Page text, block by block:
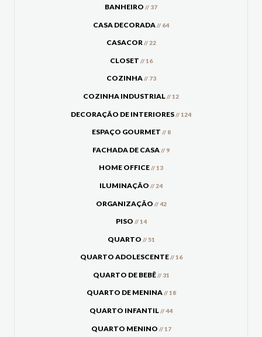
BANHEIRO // 37
CASA DECORADA// 64
CASACOR// 22
CLOSET // 16
COZINHA// 73
COZINHA INDUSTRIAL// 12
DECORAÇÃO DE INTERIORES// 124
ESPAÇO GOURMET // 8
FACHADA DE CASA// 9
HOME OFFICE// 13
ILUMINAÇÃO // 24
ORGANIZAÇÃO // 42
PISO // 14
QUARTO // 51
QUARTO ADOLESCENTE// 16
QUARTO DE BEBÊ// 31
QUARTO DE MENINA// 18
QUARTO INFANTIL// 44
QUARTO MENINO // 17